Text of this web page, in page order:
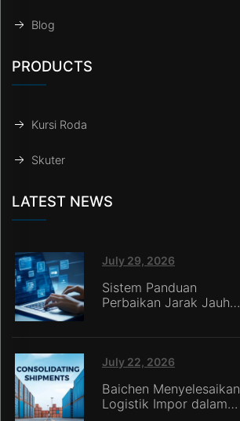
Blog
PRODUCTS
Kursi Roda
Skuter
LATEST NEWS
July 29, 2026
Sistem Panduan
Perbaikan Jarak Jauh
tanpa Tim Layanan
Dukungan Purna-Jual
yang Mulus
July 22, 2026
Baichen Menyelesaikan
Logistik Impor dalam